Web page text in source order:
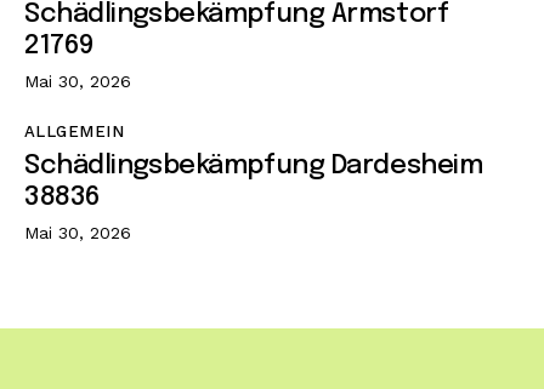
Schädlingsbekämpfung Armstorf
21769
Mai 30, 2026
ALLGEMEIN
Schädlingsbekämpfung Dardesheim
38836
Mai 30, 2026